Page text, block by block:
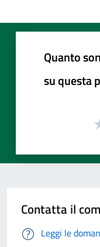
Quanto
su questa
Contatta il
Leggi le